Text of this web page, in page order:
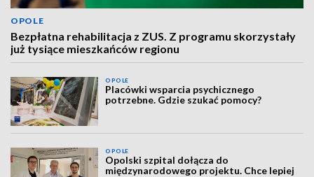
OPOLE
Bezpłatna rehabilitacja z ZUS. Z programu skorzystały
już tysiące mieszkańców regionu
OPOLE
Placówki wsparcia psychicznego
potrzebne. Gdzie szukać pomocy?
OPOLE
Opolski szpital dołącza do
międzynarodowego projektu. Chce lepiej